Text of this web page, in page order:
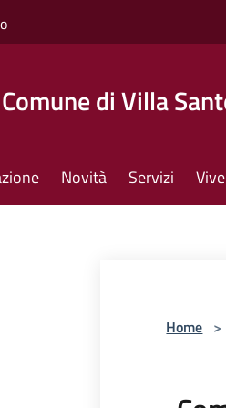
Comune di Villa
Novità Servizi
Home >